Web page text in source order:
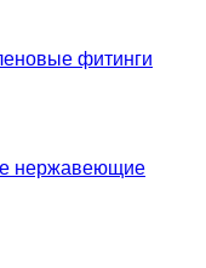
фитинги
нержавеющие